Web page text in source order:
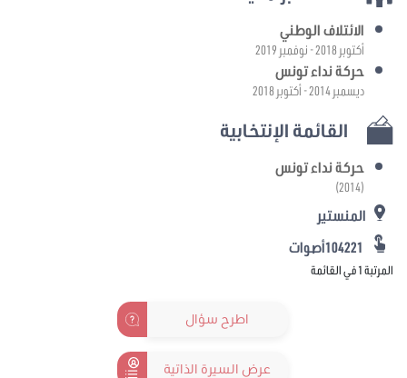
الائتلاف الوطني
أكتوبر 2018 - نوفمبر 2019
حركة نداء تونس
ديسمبر 2014 - أكتوبر 2018
القائمة الإنتخابية
حركة نداء تونس
(2014)
المنستير
المرتبة 1 في القائمة
اطرح سؤال
عرض السيرة الذاتية